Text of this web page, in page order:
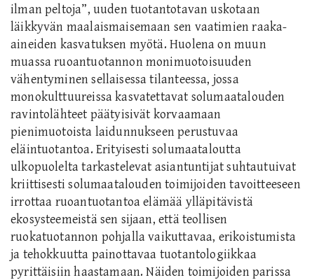
ilman peltoja”, uuden tuotantotavan uskotaan
läikkyvän maalaismaisemaan sen vaatimien raaka-
aineiden kasvatuksen myötä. Huolena on muun
muassa ruoantuotannon monimuotoisuuden
vähentyminen sellaisessa tilanteessa, jossa
monokulttuureissa kasvatettavat solumaatalouden
ravintolähteet päätyisivät korvaamaan
pienimuotoista laidunnukseen perustuvaa
eläintuotantoa. Erityisesti solumaataloutta
ulkopuolelta tarkastelevat asiantuntijat suhtautuivat
kriittisesti solumaatalouden toimijoiden tavoitteeseen
irrottaa ruoantuotantoa elämää ylläpitävistä
ekosysteemeistä sen sijaan, että teollisen
ruokatuotannon pohjalla vaikuttavaa, erikoistumista
ja tehokkuutta painottavaa tuotantologiikkaa
pyrittäisiin haastamaan. Näiden toimijoiden parissa